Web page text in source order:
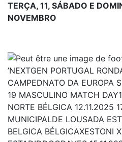
TERÇA, 11, SÁBADO E
NOVEMBRO